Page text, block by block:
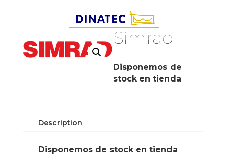
Simrad
Disponemos de
stock en tienda
Description
Disponemos de stock en tienda